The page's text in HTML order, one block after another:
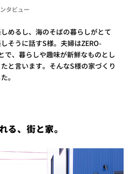
会社概
ー
タビュー
しめるし、海のそばの暮らしがとて
そうに話すS様。夫婦はZERO-
で、暮らしや趣味が新鮮なものとし
と言います。そんなS様の家づくり
。
る、街と家。